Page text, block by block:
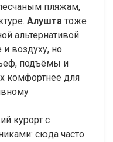
пляжам,
Алушта тоже
альтернативой
и воздуху, но
подъёмы и
комфортнее для
курорт с
сюда часто